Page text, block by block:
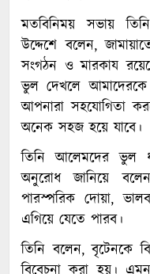
মতবিনিময় সভায়
উদ্দেশে বলেন,
সংগঠন ও মারকায
ভুল দেখলে আমাদেরকে
আপনারা সহযোগিতা
অনেক সহজ হয়ে যাবে।
তিনি আলেমদের ভুল
অনুরোধ জানিয়ে
পারস্পরিক দোয়া,
এগিয়ে যেতে পারব।
তিনি বলেন, বৃটেনকে